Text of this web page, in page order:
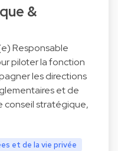
&
Responsable
piloter la fonction
les directions
et de
conseil stratégique,
et de la vie privée